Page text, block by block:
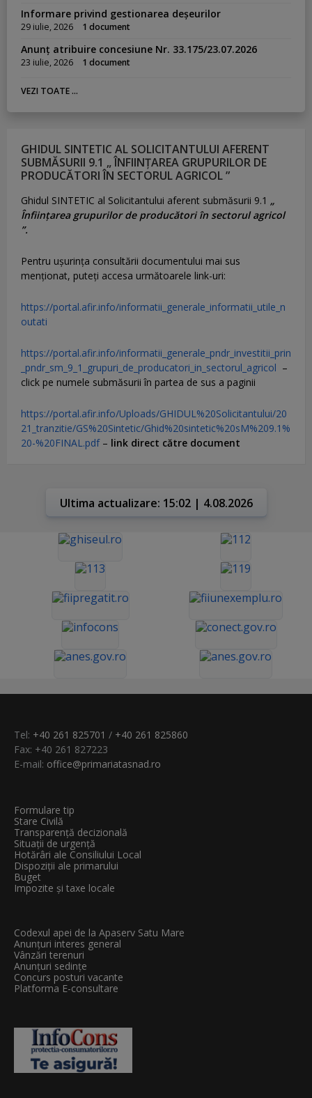
Informare privind gestionarea deșeurilor
29 iulie, 2026 1 document
Anunț atribuire concesiune Nr. 33.175/23.07.2026
23 iulie, 2026 1 document
VEZI TOATE ...
GHIDUL SINTETIC AL SOLICITANTULUI AFERENT
SUBMĂSURII 9.1 „ ÎNFIINȚAREA GRUPURILOR DE
PRODUCĂTORI ÎN SECTORUL AGRICOL ”
Ghidul SINTETIC al Solicitantului aferent submăsurii 9.1 „
Înființarea grupurilor de producători în sectorul agricol
”.
Pentru uşurinţa consultării documentului mai sus
menţionat, puteţi accesa următoarele link-uri:
https://portal.afir.info/informatii_generale_informatii_utile_n
outati
https://portal.afir.info/informatii_generale_pndr_investitii_prin
_pndr_sm_9_1_grupuri_de_producatori_in_sectorul_agricol –
click pe numele submăsurii în partea de sus a paginii
https://portal.afir.info/Uploads/GHIDUL%20Solicitantului/20
21_tranzitie/GS%20Sintetic/Ghid%20sintetic%20sM%209.1%
20-%20FINAL.pdf– link direct către document
Ultima actualizare: 15:02 | 4.08.2026
Tel: +40 261 825701 / +40 261 825860
Fax: +40 261 827223
E-mail: office@primariatasnad.ro
Formulare tip
Stare Civilă
Transparenţă decizională
Situații de urgență
Hotărâri ale Consiliului Local
Dispoziții ale primarului
Buget
Impozite și taxe locale
Codexul apei de la Apaserv Satu Mare
Anunțuri interes general
Vânzări terenuri
Anunțuri sedințe
Concurs posturi vacante
Platforma E-consultare